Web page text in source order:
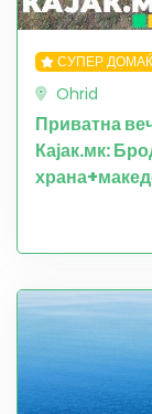
СУПЕР
Ohrid
Приватна
Кајак.мк: